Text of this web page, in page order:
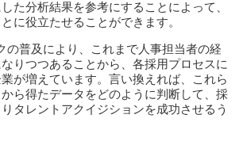
た分析結果を参考にすることによって、
に役立たせることができます。
の普及により、これまで人事担当者の経
りつつあることから、各採用プロセスに
が増えています。言い換えれば、これら
ら得たデータをどのように判断して、採
タレントアクイジションを成功させるう